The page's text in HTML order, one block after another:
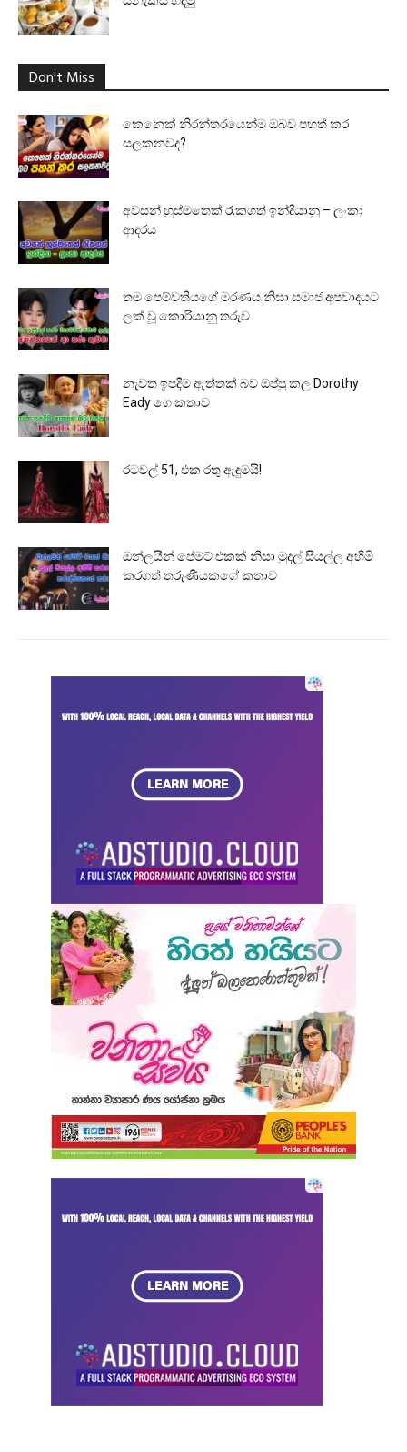
Don't Miss
කෙනෙක් නිරන්තරයෙන්ම ඔබව පහත් කර
සලකනවද?
අවසන් හුස්මතෙක් රැකගත් ඉන්දියානු – ලංකා
ආදරය
තම පෙම්වතියගේ මරණය නිසා සමාජ අපවාදයට
ලක් වූ කොරියානු තරුව
නැවත ඉපදීම ඇත්තක් බව ඔප්පු කල Dorothy
Eady ගෙ කතාව
රටවල් 51, එක රතු ඇඳුමයි!
ඔන්ලයින් පේමට් එකක් නිසා මුදල් සියල්ල අහිමි
කරගත් තරුණියකගේ කතාව